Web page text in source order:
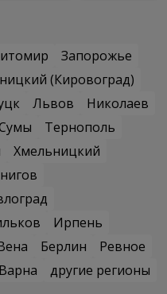
Запорожье
(Кировоград)
Львов
Николаев
Тернополь
Хмельницкий
Ирпень
Берлин
Ревное
Варна
другие регионы